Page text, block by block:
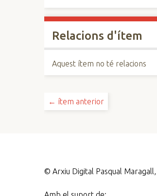
Relacions d'ítem
Aquest ítem no té relacions
← ítem anterior
©Arxiu Digital Pasqual